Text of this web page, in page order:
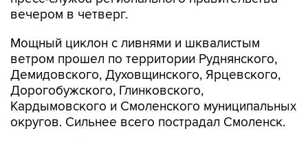
вечером в четверг.
Мощный циклон с ливнями и шквалистым
ветром прошел по территории Руднянского,
Демидовского, Духовщинского, Ярцевского,
Дорогобужского, Глинковского,
Кардымовского и Смоленского муниципальных
округов. Сильнее всего пострадал Смоленск.